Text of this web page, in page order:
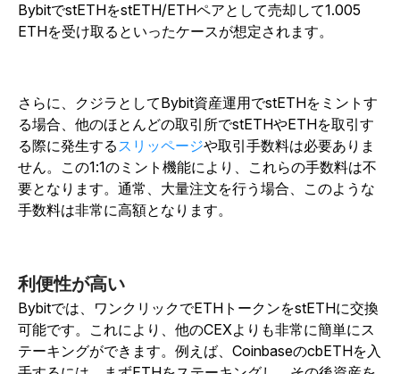
BybitでstETHをstETH/ETHペアとして売却して1.005
ETHを受け取るといったケースが想定されます。
さらに、クジラとしてBybit資産運用でstETHをミントす
る場合、他のほとんどの取引所でstETHやETHを取引す
る際に発生するスリッページや取引手数料は必要ありま
せん。 この1:1のミント機能により、これらの手数料は不
要となります。通常、大量注文を行う場合、このような
手数料は非常に高額となります。
利便性が高い
Bybitでは、ワンクリックでETHトークンをstETHに交換
可能です。これにより、他のCEXよりも非常に簡単にス
テーキングができます。例えば、CoinbaseのcbETHを入